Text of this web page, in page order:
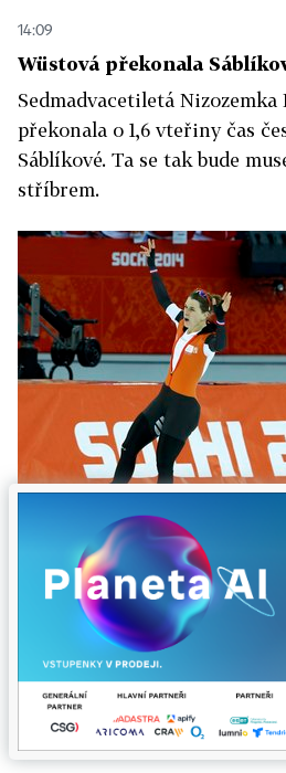
14:09
Wüstová překonala
Sedmadvacetiletá Nizozemka
překonala o 1,6 vteřiny čas
Sáblíkové. Ta se tak bude
stříbrem.
Zazáří v poslední rozjížďce
Holanďanka?
Obrovský talent světového
startu poslední rozjížďky.
De Jongová může ještě podle
prvních dvou žen v čele